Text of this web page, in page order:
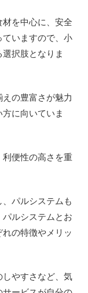
を中心に、安全
いますので、小
択肢となりま
の豊富さが魅力
に向いていま
利便性の高さを重
パルシステムも
ルシステムとお
の特徴やメリッ
やすさなど、気